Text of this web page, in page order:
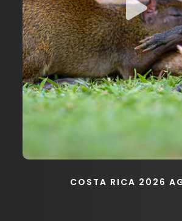
COSTA RICA 2026